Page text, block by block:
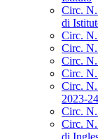
Circ. N.
di
Circ.
Circ. N.
Circ.
Circ.
Circ. N.
2023-24
Circ. N.
Circ.